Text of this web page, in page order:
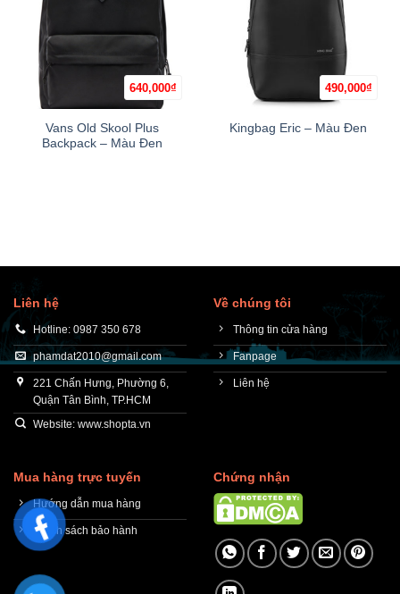
640,000₫
Vans Old Skool Plus
Backpack – Màu Đen
490,000₫
Kingbag Eric – Màu Đen
Liên hệ
Hotline: 0987 350 678
phamdat2010@gmail.com
221 Chấn Hưng, Phường 6,
Quận Tân Bình, TP.HCM
Website: www.shopta.vn
Về chúng tôi
Thông tin cửa hàng
Fanpage
Liên hệ
Mua hàng trực tuyến
Hướng dẫn mua hàng
Chính sách bảo hành
Chứng nhận